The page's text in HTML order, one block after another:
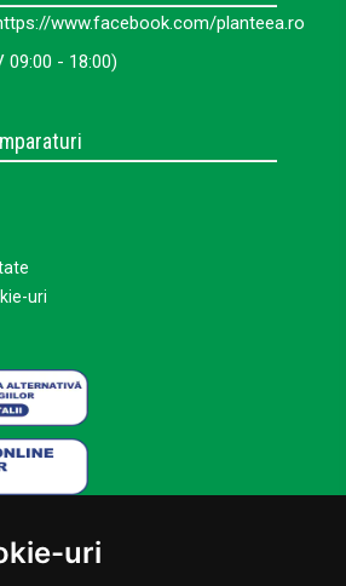
uri
www.facebook.com/planteea.ro
09:00 - 18:00)
uri